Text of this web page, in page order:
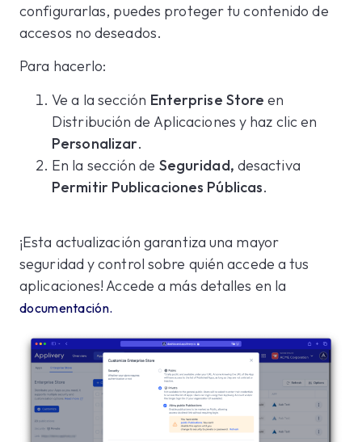
configurarlas, puedes proteger tu contenido de
accesos no deseados.
Para hacerlo:
Ve a la sección Enterprise Store en
Distribución de Aplicaciones y haz clic en
Personalizar.
En la sección de Seguridad, desactiva
Permitir Publicaciones Públicas.
¡Esta actualización garantiza una mayor
seguridad y control sobre quién accede a tus
aplicaciones! Accede a más detalles en la
documentación.